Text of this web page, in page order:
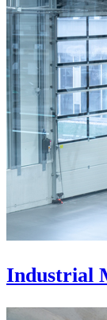
Industrial